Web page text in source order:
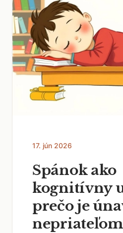
17. jún 2026
Spánok ako
kognitívny
prečo je